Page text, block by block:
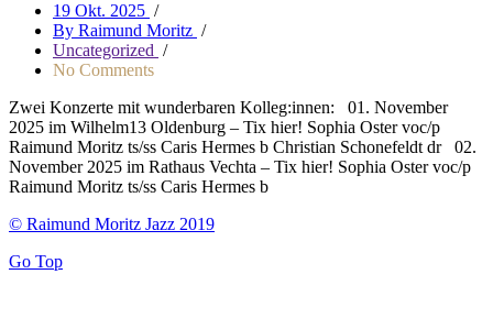
19 Okt. 2025 /
By Raimund Moritz /
Uncategorized /
No Comments
Zwei Konzerte mit wunderbaren Kolleg:innen: 01. November
2025 im Wilhelm13 Oldenburg – Tix hier! Sophia Oster voc/p
Raimund Moritz ts/ss Caris Hermes b Christian Schonefeldt dr 02.
November 2025 im Rathaus Vechta – Tix hier! Sophia Oster voc/p
Raimund Moritz ts/ss Caris Hermes b
© Raimund Moritz Jazz 2019
Go Top